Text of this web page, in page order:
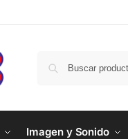
Imagen y Sonido